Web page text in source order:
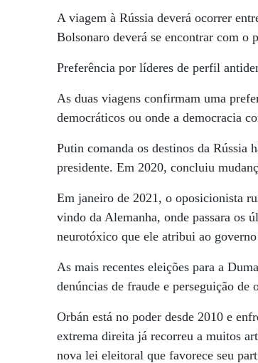
A viagem à Rússia deverá ocorrer
Bolsonaro deverá se encontrar com
Preferência por líderes de perfil
As duas viagens confirmam uma
democráticos ou onde a democracia
Putin comanda os destinos da Rússia
presidente. Em 2020, concluiu
Em janeiro de 2021, o oposicionista
vindo da Alemanha, onde passara os
neurotóxico que ele atribui ao
As mais recentes eleições para a
denúncias de fraude e perseguição de
Orbán está no poder desde 2010 e
extrema direita já recorreu a muitos
nova lei eleitoral que favorece seu